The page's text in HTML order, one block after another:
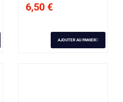
6,50 €
AJOUTER AU PANIER